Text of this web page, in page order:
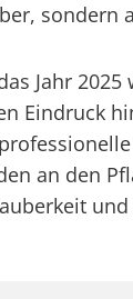
sondern
Jahr
Eindruck
an den